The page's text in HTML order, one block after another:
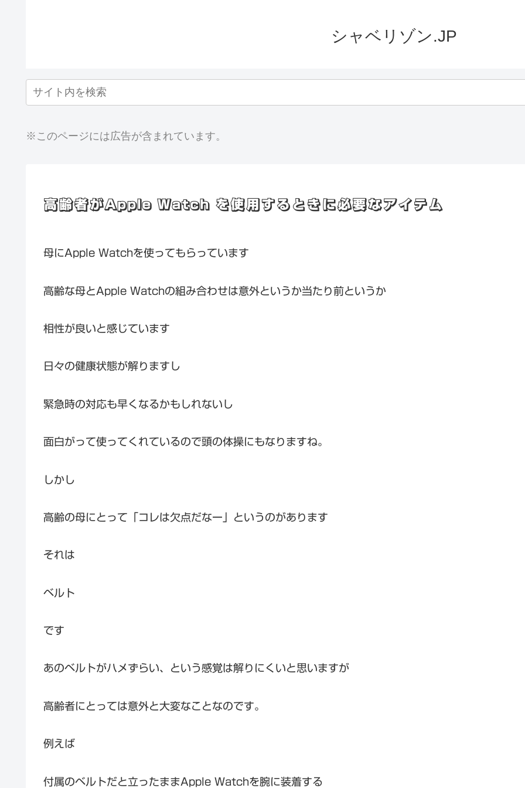
シャベリゾン.JP
※このページには広告が含まれています。
高齢者がApple Watch を使用するときに必要なアイテム
母にApple Watchを使ってもらっています
高齢な母とApple Watchの組み合わせは意外というか当たり前というか
相性が良いと感じています
日々の健康状態が解りますし
緊急時の対応も早くなるかもしれないし
面白がって使ってくれているので頭の体操にもなりますね。
しかし
高齢の母にとって「コレは欠点だなー」というのがあります
それは
ベルト
です
あのベルトがハメずらい、という感覚は解りにくいと思いますが
高齢者にとっては意外と大変なことなのです。
例えば
付属のベルトだと立ったままApple Watchを腕に装着する